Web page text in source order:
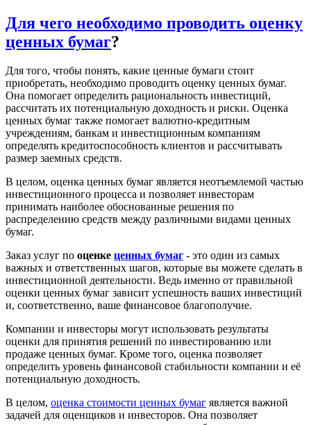
отнесенных к
недвижимости (1 ед.)
24Оценка Самолетов и
Оценка нематериальных активов и интеллектуальной
собственности
25 Оценка патента от 100 000
26
Оценка товарного
знака
от 75 000
27
Оценка Ноу-хау и
НИОКР
от 100 000 от 5
Оценка прав
требования
29
Оценка для целей
МСФО
стоимость
рассчитывается
индивидуально
Оценка для целей
индивидуально
31
Оценка
государственной и
муниципальной
собственности
стоимость
рассчитывается
индивидуально
32
Оценка земельного
участка
от 20 000
33
Оценка помещений от 20 000
от 3
Отчет об оценке
квартиры
Оценка имущества
Для чего необходимо проводить оценку
ценных бумаг?
Для того, чтобы понять, какие ценные бумаги стоит
приобретать, необходимо проводить оценку ценных бумаг.
Она помогает определить рациональность инвестиций,
рассчитать их потенциальную доходность и риски. Оценка
ценных бумаг также помогает валютно-кредитным
учреждениям, банкам и инвестиционным компаниям
определять кредитоспособность клиентов и рассчитывать
размер заемных средств.
В целом, оценка ценных бумаг является неотъемлемой частью
инвестиционного процесса и позволяет инвесторам
принимать наиболее обоснованные решения по
распределению средств между различными видами ценных
бумаг.
Заказ услуг по оценке ценных бумаг - это один из самых
важных и ответственных шагов, которые вы можете сделать в
инвестиционной деятельности. Ведь именно от правильной
оценки ценных бумаг зависит успешность ваших инвестиций
и, соответственно, ваше финансовое благополучие.
Компании и инвесторы могут использовать результаты
оценки для принятия решений по инвестированию или
продаже ценных бумаг. Кроме того, оценка позволяет
определить уровень финансовой стабильности компании и её
потенциальную доходность.
В целом, оценка стоимости ценных бумаг является важной
задачей для оценщиков и инвесторов. Она позволяет